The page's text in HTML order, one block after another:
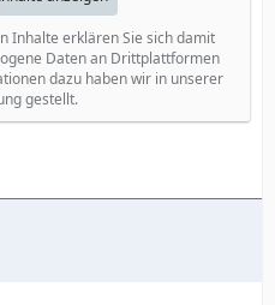
Inhalte erklären Sie sich damit
Daten an Drittplattformen
dazu haben wir in unserer
gestellt.